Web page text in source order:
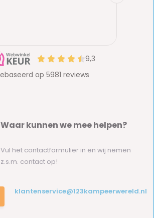
Waar kunnen we mee helpen?
Vul het contactformulier in en wij nemen
z.s.m. contact op!
klantenservice@123kampeerwereld.nl